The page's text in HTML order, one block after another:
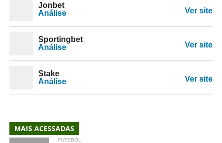
Jonbet
Análise
Ver site
Sportingbet
Análise
Ver site
Stake
Análise
Ver site
MAIS ACESSADAS
FUTEBOL